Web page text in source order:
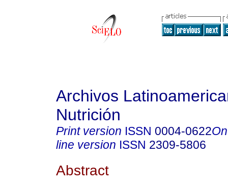
Archivos
Nutrición
Print version ISSN 0004-0622
line version ISSN 2309-5806
Abstract